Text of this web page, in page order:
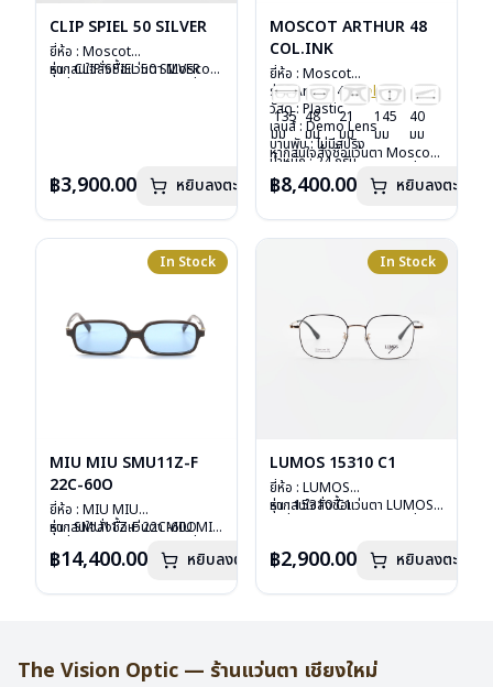
CLIP SPIEL 50 SILVER
ยี่ห้อ : Moscot
รุ่น : CLIP SPIEL 50 SILVER
การรับประกัน : 1 ปี
หากสนใจสั่งชื้อแว่นตา Moscot
฿3,900.00 หยิบลงตะกร้า
MOSCOT ARTHUR 48
COL.INK
ยี่ห้อ : Moscot
รุ่น : Arthur 48Col.ink
วัสดุ : Plastic
เลนส์ : Demo Lens
บานพับ : ไม่มีสปริง
น้ำหนัก : 24 กรัม
อุปกรณ์ : กล่องแว่น, กล่อง
กระดาษ, ผ้าเช็ดแว่น
การรับประกัน : 1 ปี
135
มม
48
มม
21
มม
145
มม
40
มม
หากสนใจสั่งชื้อแว่นตา Moscot
ลงไว้กรุณาติดต่อเราคลิก
฿8,400.00 หยิบลงตะกร้า
In Stock
MIU MIU SMU11Z-F
22C-60O
ยี่ห้อ : MIU MIU
รุ่น : SMU11Z-F 22C-60O
เลนส์ : กันแดดสีฟ้า
น้ำหนัก : 24 กรัม
หากสนใจสั่งชื้อแว่นตา MIU MIU
ลงไว้กรุณาติดต่อเรา
คลิก
฿14,400.00 หยิบลงตะกร้า
In Stock
LUMOS 15310 C1
ยี่ห้อ : LUMOS
รุ่น : 15310 C1
บานพับ : ไม่มีสปริง
อุปกรณ์ : กล่องแว่น , ผ้าเช็ดแว่น
หากสนใจสั่งชื้อแว่นตา LUMOS
฿2,900.00 หยิบลงตะกร้า
The Vision Optic — ร้านแว่นตา เชียงใหม่